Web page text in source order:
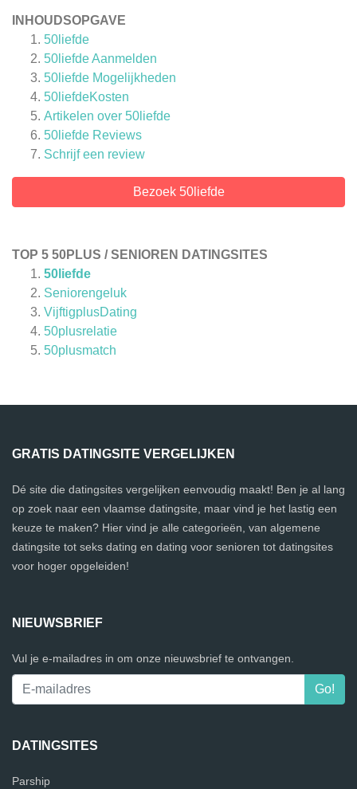
INHOUDSOPGAVE
50liefde
50liefde Aanmelden
50liefde Mogelijkheden
50liefdeKosten
Artikelen over 50liefde
50liefde Reviews
Schrijf een review
Bezoek 50liefde
TOP 5 50PLUS / SENIOREN DATINGSITES
50liefde
Seniorengeluk
VijftigplusDating
50plusrelatie
50plusmatch
GRATIS DATINGSITE VERGELIJKEN
Dé site die datingsites vergelijken eenvoudig maakt! Ben je al lang
op zoek naar een vlaamse datingsite, maar vind je het lastig een
keuze te maken? Hier vind je alle categorieën, van algemene
datingsite tot seks dating en dating voor senioren tot datingsites
voor hoger opgeleiden!
NIEUWSBRIEF
Vul je e-mailadres in om onze nieuwsbrief te ontvangen.
DATINGSITES
Parship